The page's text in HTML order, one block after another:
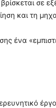
σε
και τη
ένα